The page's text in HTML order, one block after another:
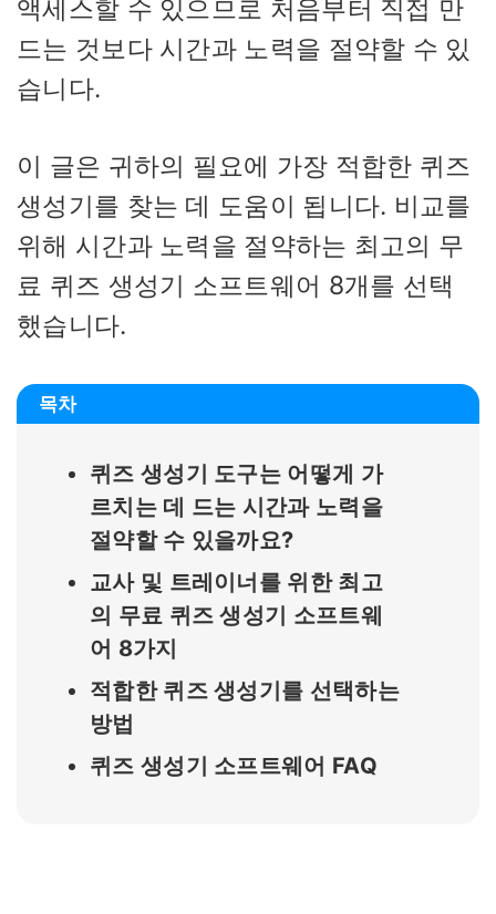
액세스할 수 있으므로 처음부터 직접 만
드는 것보다 시간과 노력을 절약할 수 있
습니다.
이 글은 귀하의 필요에 가장 적합한 퀴즈
생성기를 찾는 데 도움이 됩니다. 비교를
위해 시간과 노력을 절약하는 최고의 무
료 퀴즈 생성기 소프트웨어 8개를 선택
했습니다.
목차
퀴즈 생성기 도구는 어떻게 가
르치는 데 드는 시간과 노력을
절약할 수 있을까요?
교사 및 트레이너를 위한 최고
의 무료 퀴즈 생성기 소프트웨
어 8가지
적합한 퀴즈 생성기를 선택하는
방법
퀴즈 생성기 소프트웨어 FAQ